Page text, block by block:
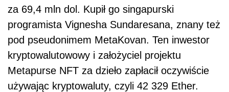
za 69,4 mln dol. Kupił go singapurski
programista Vignesha Sundaresana, znany też
pod pseudonimem MetaKovan. Ten inwestor
kryptowalutowowy i założyciel projektu
Metapurse NFT za dzieło zapłacił oczywiście
używając kryptowaluty, czyli 42 329 Ether.